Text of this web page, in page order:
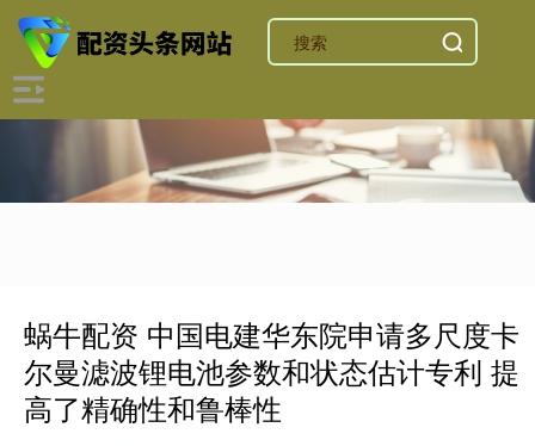
蜗牛配资 中国电建华东院申请多尺度卡
尔曼滤波锂电池参数和状态估计专利 提
高了精确性和鲁棒性